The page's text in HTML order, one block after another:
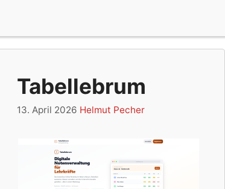
Tabellebrum
13. April 2026 Helmut Pecher